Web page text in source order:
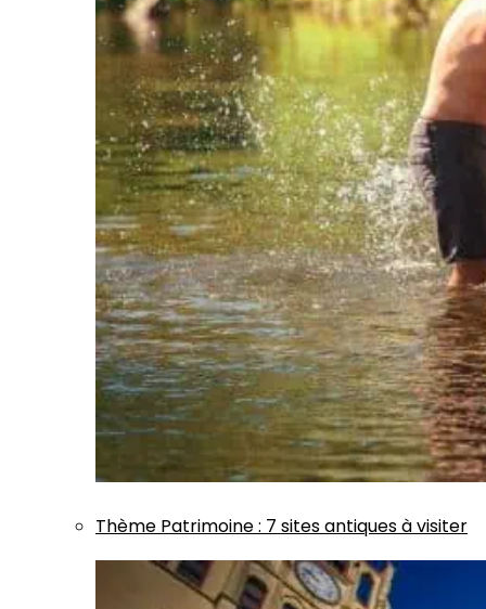
Thème Patrimoine: 7 sites antiques à visiter